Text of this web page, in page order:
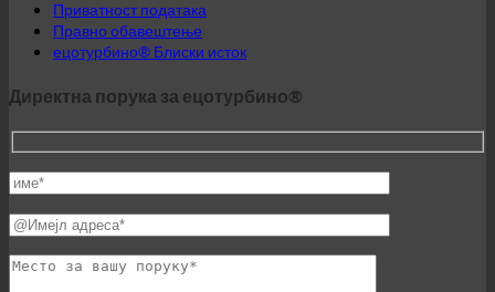
Директна порука за ецотурбино®